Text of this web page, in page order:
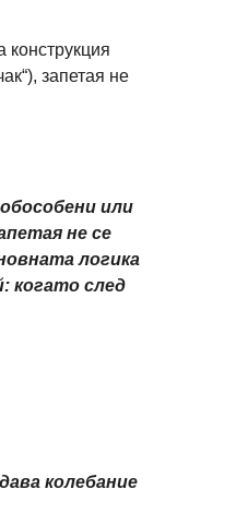
конструкция
запетая не
или
не се
логика
когато след
колебание